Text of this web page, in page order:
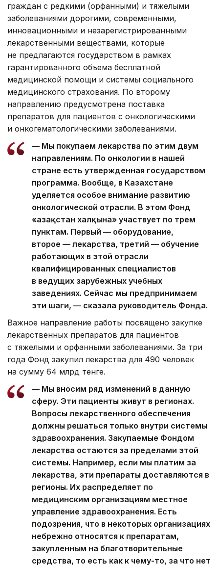
граждан с редкими (орфанными) и тяжелыми
заболеваниями дорогими, современными,
инновационными и незарегистрированными
лекарственными веществами, которые
не предлагаются государством в рамках
гарантированного объема бесплатной
медицинской помощи и системы социального
медицинского страхования. По второму
направлению предусмотрена поставка
препаратов для пациентов с онкологическими
и онкогематологическими заболеваниями.
— Мы покупаем лекарства по этим двум
направлениям. По онкологии в нашей
стране есть утвержденная государством
программа. Вообще, в Казахстане
уделяется особое внимание развитию
онкологической отрасли. В этом Фонд
«Қазақстан халқына» участвует по трем
пунктам. Первый — оборудование,
второе — лекарства, третий — обучение
работающих в этой отрасли
квалифицированных специалистов
в ведущих зарубежных учебных
заведениях. Сейчас мы предпринимаем
эти шаги, — сказала руководитель Фонда.
Важное направление работы посвящено закупке
лекарственных препаратов для пациентов
с тяжелыми и орфанными заболеваниями. За три
года Фонд закупил лекарства для 490 человек
на сумму 64 млрд тенге.
— Мы вносим ряд изменений в данную
сферу. Эти пациенты живут в регионах.
Вопросы лекарственного обеспечения
должны решаться только внутри системы
здравоохранения. Закупаемые Фондом
лекарства остаются за пределами этой
системы. Например, если мы платим за
лекарства, эти препараты доставляются в
регионы. Их распределяет по
медицинским организациям местное
управление здравоохранения. Есть
подозрения, что в некоторых организациях
небрежно относятся к препаратам,
закупленным на благотворительные
средства, то есть как к чему-то, за что нет